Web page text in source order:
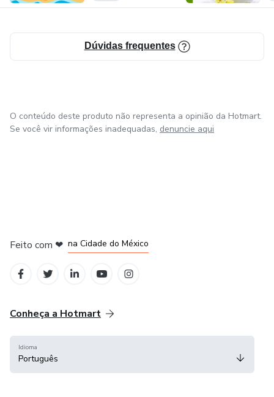
Dúvidas frequentes
O conteúdo deste produto não representa a opinião da Hotmart.
Se você vir informações inadequadas, denuncie aqui
Feito com ❤ na Cidade do México
Conheça a Hotmart
Idioma
Português